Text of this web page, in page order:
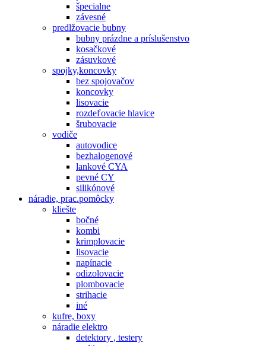
špecialne
závesné
predlžovacie bubny
bubny prázdne a príslušenstvo
kosačkové
zásuvkové
spojky,koncovky
bez spojovačov
koncovky
lisovacie
rozdeľovacie hlavice
šrubovacie
vodiče
autovodice
bezhalogenové
lankové CYA
pevné CY
silikónové
náradie, prac.pomôcky
kliešte
bočné
kombi
krimplovacie
lisovacie
napínacie
odizolovacie
plombovacie
strihacie
iné
kufre, boxy
náradie elektro
detektory , testery